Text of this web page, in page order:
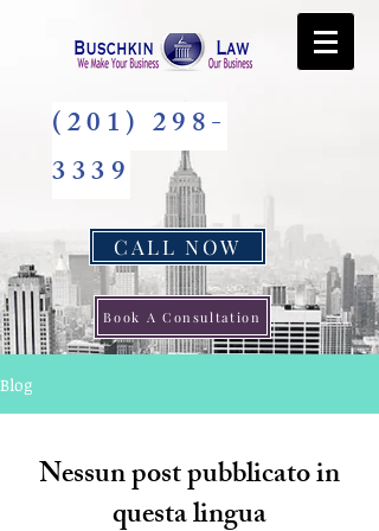
(201) 298-
3339
CALL NOW
Book A Consultation
Blog
Nessun post pubblicato in
questa lingua